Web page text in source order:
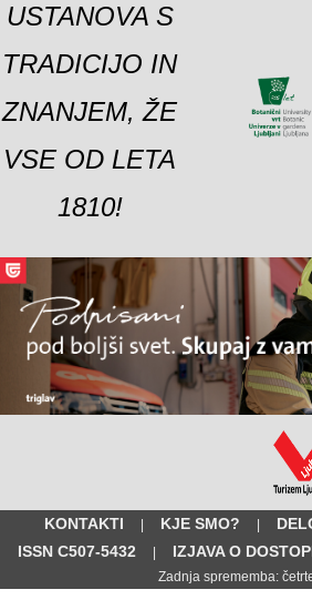
USTANOVA S
TRADICIJO IN
ZNANJEM, ŽE
VSE OD LETA
1810!
KONTAKTI | KJE SMO? |
ISSN C507-5432
| IZJAVA O
Zadnja sprememba: